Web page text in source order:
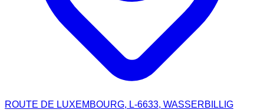
ROUTE DE LUXEMBOURG, L-6633, WASSERBILLIG